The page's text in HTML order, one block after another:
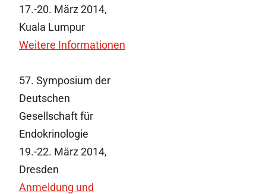
17.-20. März 2014,
Kuala Lumpur
Weitere Informationen
57. Symposium der
Deutschen
Gesellschaft für
Endokrinologie
19.-22. März 2014,
Dresden
Anmeldung und